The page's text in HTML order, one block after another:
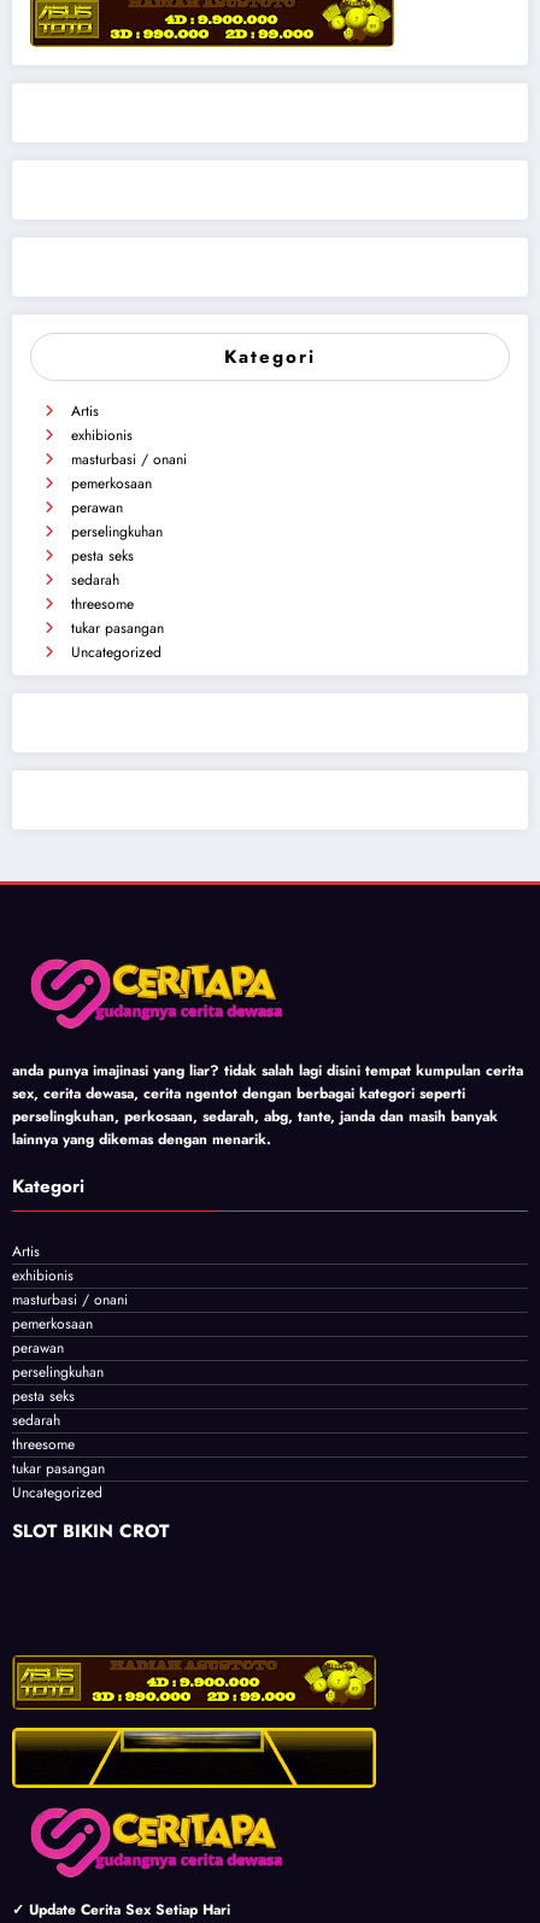
Kategori
Artis
exhibionis
masturbasi / onani
pemerkosaan
perawan
perselingkuhan
pesta seks
sedarah
threesome
tukar pasangan
Uncategorized
anda punya imajinasi yang liar? tidak salah lagi disini tempat kumpulan cerita
sex, cerita dewasa, cerita ngentot dengan berbagai kategori seperti
perselingkuhan, perkosaan, sedarah, abg, tante, janda dan masih banyak
lainnya yang dikemas dengan menarik.
Kategori
Artis
exhibionis
masturbasi / onani
pemerkosaan
perawan
perselingkuhan
pesta seks
sedarah
threesome
tukar pasangan
Uncategorized
SLOT BIKIN CROT
✓ Update Cerita Sex Setiap Hari